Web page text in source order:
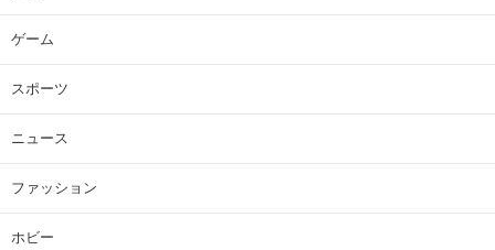
ゲーム
スポーツ
ニュース
ファッション
ホビー